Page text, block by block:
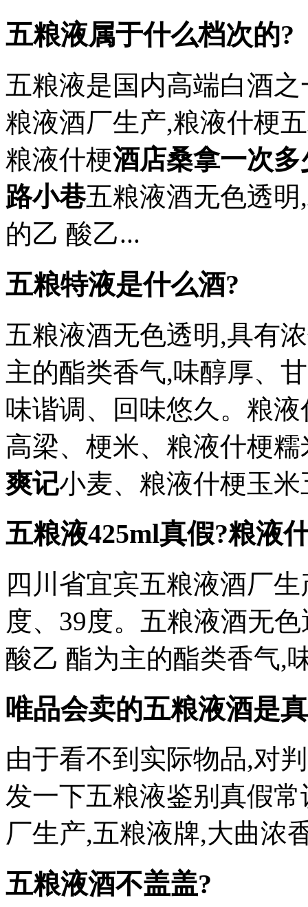
五粮液属于什么档次的?
五粮液是国内高端白酒
粮液酒厂生产,粮液什梗
粮液什梗酒店桑拿一次多
路小巷五粮液酒无色透
的乙 酸乙...
五粮特液是什么酒?
五粮液酒无色透明,具有
主的酯类香气,味醇厚、
味谐调、回味悠久。粮
高梁、梗米、粮液什梗
爽记小麦、粮液什梗玉米
五粮液425ml真假?粮液
四川省宜宾五粮液酒厂
度、39度。五粮液酒无
酸乙 酯为主的酯类香气,
唯品会卖的五粮液酒是
由于看不到实际物品,对
发一下五粮液鉴别真假
厂生产,五粮液牌,大曲浓
五粮液酒不盖盖?